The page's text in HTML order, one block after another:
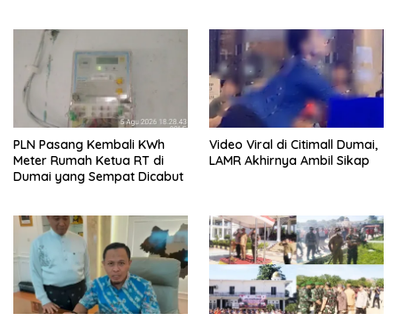
PLN Pasang Kembali KWh
Meter Rumah Ketua RT di
Dumai yang Sempat Dicabut
Video Viral di Citimall Dumai,
LAMR Akhirnya Ambil Sikap